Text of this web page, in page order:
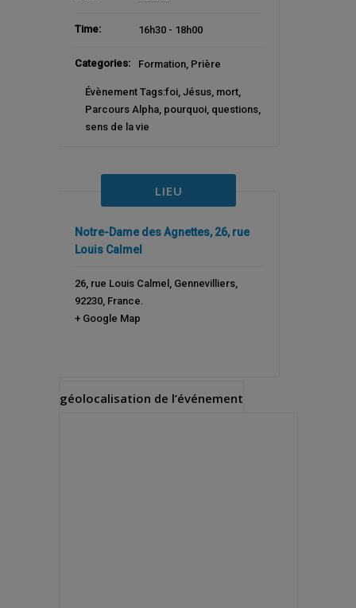
Time: 16h30 - 18h00
Categories: Formation, Prière
Évènement Tags:foi, Jésus, mort,
Parcours Alpha, pourquoi, questions,
sens de la vie
LIEU
Notre-Dame des Agnettes, 26, rue
Louis Calmel
26, rue Louis Calmel , Gennevilliers,
92230, France.
+ Google Map
géolocalisation de l’événement